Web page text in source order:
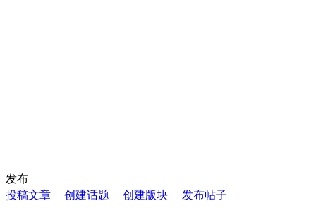
发布
投稿文章
创建话题 创建版块 发布帖子